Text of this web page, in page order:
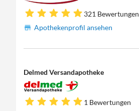
321 Bewertungen
Apothekenprofil ansehen
Delmed Versandapotheke
1 Bewertungen